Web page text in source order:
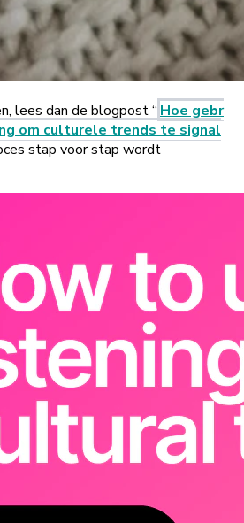
lees dan de blogpost “Hoe gebr
om culturele trends te signal
stap voor stap wordt